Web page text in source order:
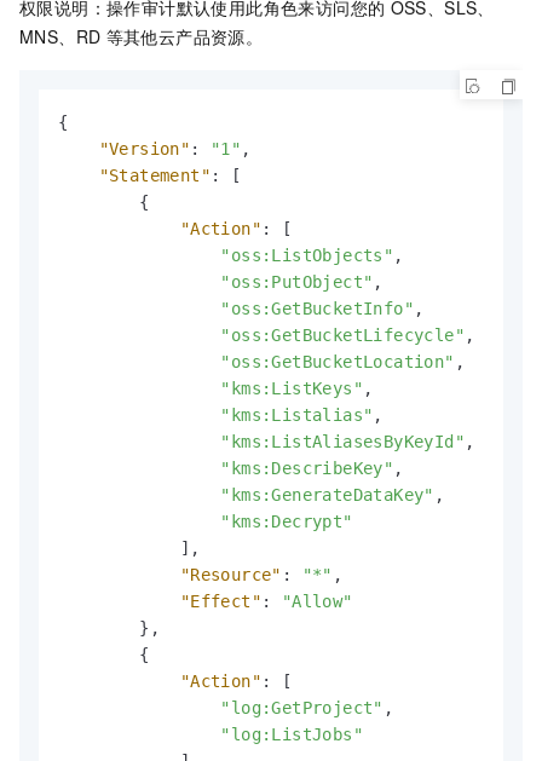
权限说明：操作审计默认使用此角色来访问您的 OSS、SLS、
MNS、RD 等其他云产品资源。
{
"Version" : "1" ,
"Statement" :
[
{
"Action" :
[
"oss:ListObjects" ,
"oss:PutObject" ,
"oss:GetBucketInfo" ,
"oss:GetBucketLifecycle" ,
"oss:GetBucketLocation" ,
"kms:ListKeys" ,
"kms:Listalias" ,
"kms:ListAliasesByKeyId" ,
"kms:DescribeKey" ,
"kms:GenerateDataKey" ,
"kms:Decrypt"
] ,
"Resource" : "*" ,
"Effect" :
"Allow"
} ,
{
"Action" :
[
"log:GetProject" ,
"log:ListJobs"